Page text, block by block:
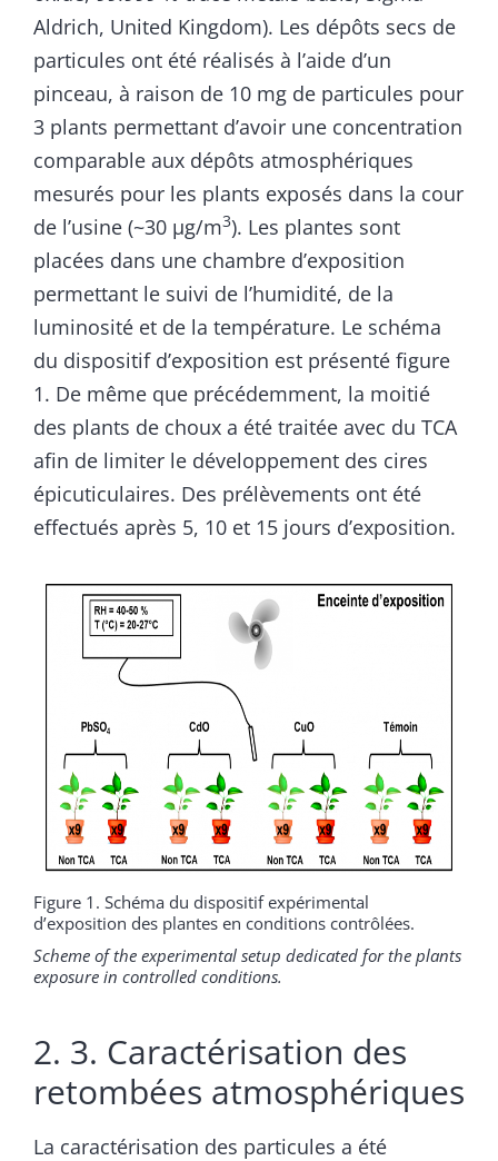
Aldrich, United Kingdom). Les dépôts secs de
particules ont été réalisés à l’aide d’un
pinceau, à raison de 10 mg de particules pour
3 plants permettant d’avoir une concentration
comparable aux dépôts atmosphériques
mesurés pour les plants exposés dans la cour
de l’usine (~30 µg/m3). Les plantes sont
placées dans une chambre d’exposition
permettant le suivi de l’humidité, de la
luminosité et de la température. Le schéma
du dispositif d’exposition est présenté figure
1. De même que précédemment, la moitié
des plants de choux a été traitée avec du TCA
afin de limiter le développement des cires
épicuticulaires. Des prélèvements ont été
effectués après 5, 10 et 15 jours d’exposition.
Figure 1. Schéma du dispositif expérimental
d’exposition des plantes en conditions contrôlées.
Scheme of the experimental setup dedicated for the plants
exposure in controlled conditions.
2. 3. Caractérisation des
retombées atmosphériques
La caractérisation des particules a été